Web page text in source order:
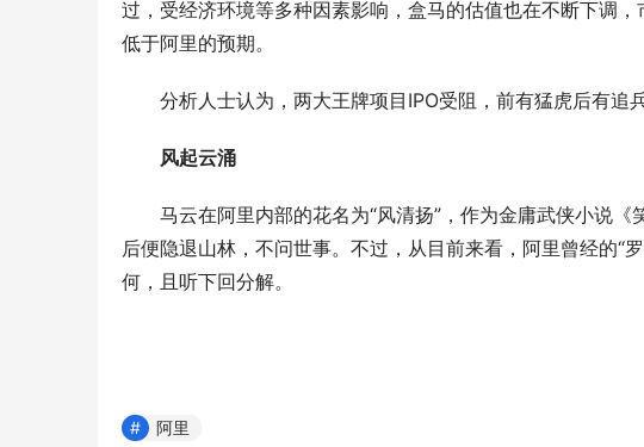
过，受经济环境等多种因素影响，盒马的估值也在不断下调
低于阿里的预期。
分析人士认为，两大王牌项目IPO受阻，前有猛虎后有追
风起云涌
马云在阿里内部的花名为“风清扬”，作为金庸武侠小说《
后便隐退山林，不问世事。不过，从目前来看，阿里曾经的“
何，且听下回分解。
阿里